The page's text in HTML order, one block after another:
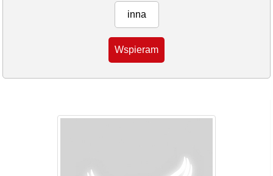
inna
Wspieram